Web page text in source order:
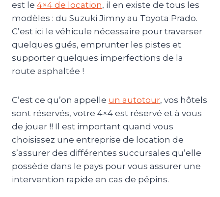
est le 4×4 de location, il en existe de tous les
modèles : du Suzuki Jimny au Toyota Prado.
C’est ici le véhicule nécessaire pour traverser
quelques gués, emprunter les pistes et
supporter quelques imperfections de la
route asphaltée !
C’est ce qu’on appelle un autotour, vos hôtels
sont réservés, votre 4×4 est réservé et à vous
de jouer !! Il est important quand vous
choisissez une entreprise de location de
s’assurer des différentes succursales qu’elle
possède dans le pays pour vous assurer une
intervention rapide en cas de pépins.